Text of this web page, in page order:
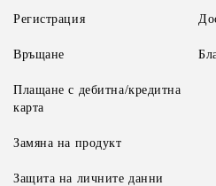
Регистрация
Връщане
Плащане с дебитна/кредитна
карта
Замяна на продукт
Защита на личните данни